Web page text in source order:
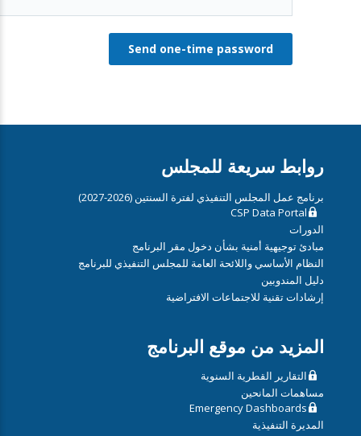
روابط سريعة للمجلس
برنامج عمل المجلس التنفيذي لفترة السنتين (2026-2027)
CSP Data Portal
الدورات
مبادئ توجيهية أمنية بشأن دخول مقر البرنامج
النظام الأساسي واللائحة العامة للمجلس التنفيذي للبرنامج
دليل المندوبين
إرشادات تقنية للاجتماعات الافتراضية
المزيد من موقع البرنامج
التقارير القطرية السنوية
مساهمات المانحين
Emergency Dashboards
المديرة التنفيذية